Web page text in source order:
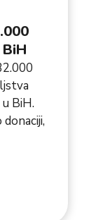
u BiH.